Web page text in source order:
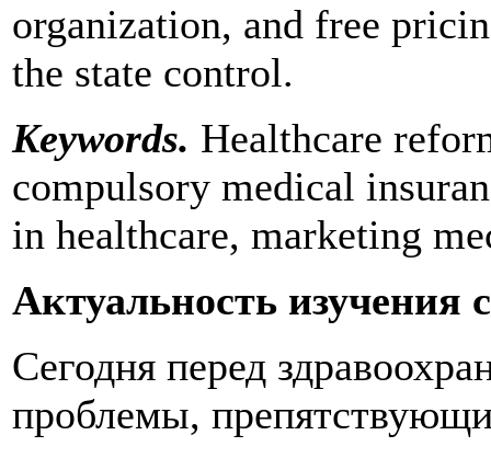
organization, and free
the state control.
Keywords. Healthcare
compulsory medical
in healthcare, marketing
Актуальность
Сегодня перед
проблемы,